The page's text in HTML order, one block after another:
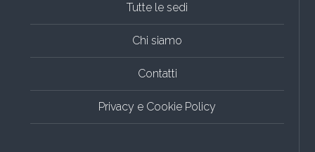
Tutte le sedi
Chi siamo
Contatti
Privacy e Cookie Policy